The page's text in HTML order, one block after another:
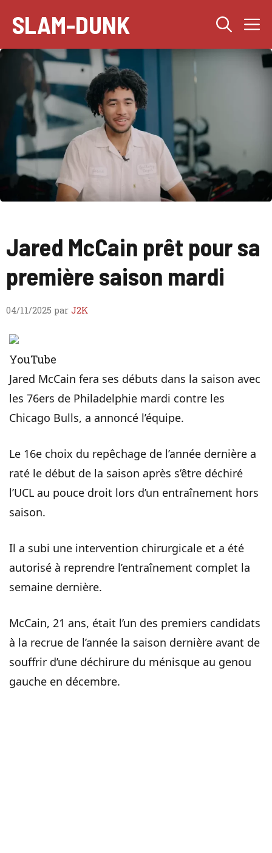
contenu
SLAM-DUNK
Jared McCain prêt pour sa
première saison mardi
04/11/2025 par J2K
YouTube
Jared McCain fera ses débuts dans la saison avec
les 76ers de Philadelphie mardi contre les
Chicago Bulls, a annoncé l’équipe.
Le 16e choix du repêchage de l’année dernière a
raté le début de la saison après s’être déchiré
l’UCL au pouce droit lors d’un entraînement hors
saison.
Il a subi une intervention chirurgicale et a été
autorisé à reprendre l’entraînement complet la
semaine dernière.
McCain, 21 ans, était l’un des premiers candidats
à la recrue de l’année la saison dernière avant de
souffrir d’une déchirure du ménisque au genou
gauche en décembre.